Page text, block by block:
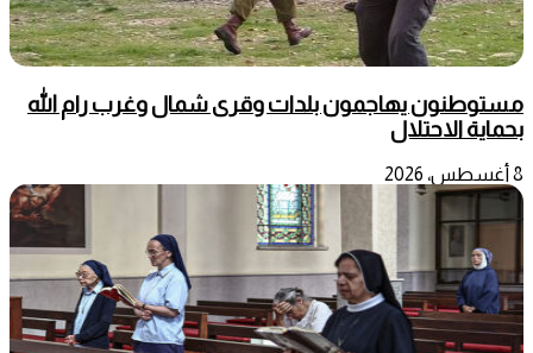
مستوطنون يهاجمون بلدات وقرى شمال وغرب رام الله
بحماية الاحتلال
8 أغسطس، 2026